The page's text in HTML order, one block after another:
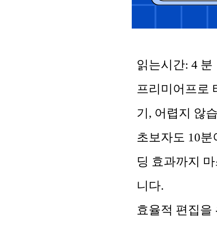
읽는시간: 4 분
프리미어프로
기, 어렵지 않
초보자도 10
딩 효과까지
니다.
효율적 편집을